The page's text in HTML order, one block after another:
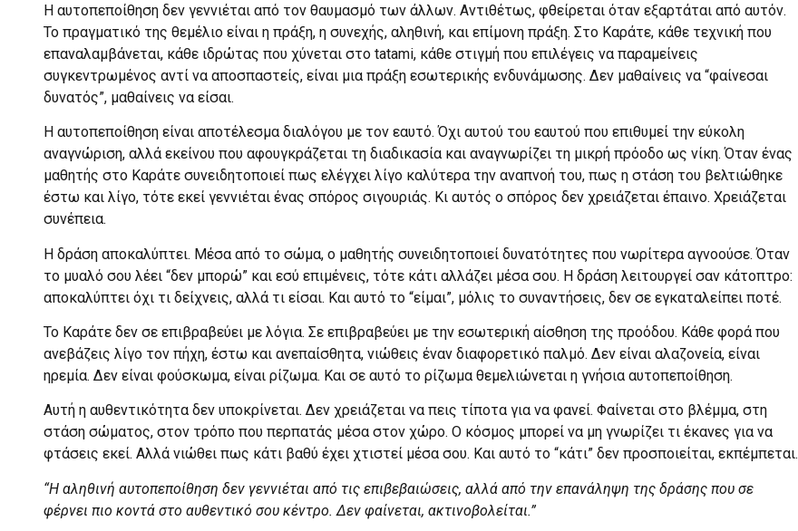
Η αυτοπεποίθηση δεν γεννιέται από τον θαυμασμό των άλλων. Αντιθέτως, φθείρεται όταν εξαρτάται από αυτόν.
Το πραγματικό της θεμέλιο είναι η πράξη, η συνεχής, αληθινή, και επίμονη πράξη. Στο Καράτε, κάθε τεχνική που
επαναλαμβάνεται, κάθε ιδρώτας που χύνεται στο tatami, κάθε στιγμή που επιλέγεις να παραμείνεις
συγκεντρωμένος αντί να αποσπαστείς, είναι μια πράξη εσωτερικής ενδυνάμωσης. Δεν μαθαίνεις να “φαίνεσαι
δυνατός”, μαθαίνεις να είσαι.
Η αυτοπεποίθηση είναι αποτέλεσμα διαλόγου με τον εαυτό. Όχι αυτού του εαυτού που επιθυμεί την εύκολη
αναγνώριση, αλλά εκείνου που αφουγκράζεται τη διαδικασία και αναγνωρίζει τη μικρή πρόοδο ως νίκη. Όταν ένας
μαθητής στο Καράτε συνειδητοποιεί πως ελέγχει λίγο καλύτερα την αναπνοή του, πως η στάση του βελτιώθηκε
έστω και λίγο, τότε εκεί γεννιέται ένας σπόρος σιγουριάς. Κι αυτός ο σπόρος δεν χρειάζεται έπαινο. Χρειάζεται
συνέπεια.
Η δράση αποκαλύπτει. Μέσα από το σώμα, ο μαθητής συνειδητοποιεί δυνατότητες που νωρίτερα αγνοούσε. Όταν
το μυαλό σου λέει “δεν μπορώ” και εσύ επιμένεις, τότε κάτι αλλάζει μέσα σου. Η δράση λειτουργεί σαν κάτοπτρο:
αποκαλύπτει όχι τι δείχνεις, αλλά τι είσαι. Και αυτό το “είμαι”, μόλις το συναντήσεις, δεν σε εγκαταλείπει ποτέ.
Το Καράτε δεν σε επιβραβεύει με λόγια. Σε επιβραβεύει με την εσωτερική αίσθηση της προόδου. Κάθε φορά που
ανεβάζεις λίγο τον πήχη, έστω και ανεπαίσθητα, νιώθεις έναν διαφορετικό παλμό. Δεν είναι αλαζονεία, είναι
ηρεμία. Δεν είναι φούσκωμα, είναι ρίζωμα. Και σε αυτό το ρίζωμα θεμελιώνεται η γνήσια αυτοπεποίθηση.
Αυτή η αυθεντικότητα δεν υποκρίνεται. Δεν χρειάζεται να πεις τίποτα για να φανεί. Φαίνεται στο βλέμμα, στη
στάση σώματος, στον τρόπο που περπατάς μέσα στον χώρο. Ο κόσμος μπορεί να μη γνωρίζει τι έκανες για να
φτάσεις εκεί. Αλλά νιώθει πως κάτι βαθύ έχει χτιστεί μέσα σου. Και αυτό το “κάτι” δεν προσποιείται, εκπέμπεται.
“Η αληθινή αυτοπεποίθηση δεν γεννιέται από τις επιβεβαιώσεις, αλλά από την επανάληψη της δράσης που σε
φέρνει πιο κοντά στο αυθεντικό σου κέντρο. Δεν φαίνεται, ακτινοβολείται.”